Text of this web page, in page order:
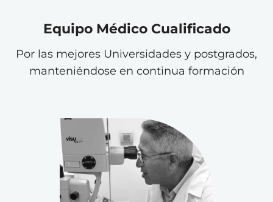
Equipo Médico Cualificado
Por las mejores Universidades y postgrados,
manteniéndose en continua formación